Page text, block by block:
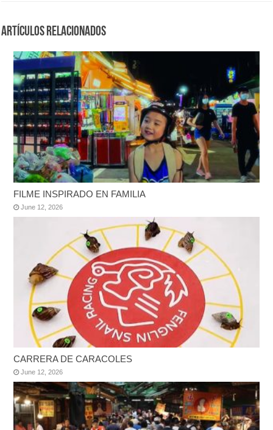
Artículos Relacionados
FILME INSPIRADO EN FAMILIA
June 12, 2026
CARRERA DE CARACOLES
June 12, 2026